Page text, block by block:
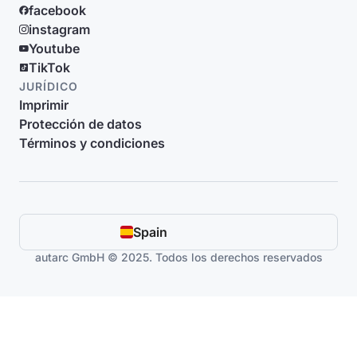
facebook
instagram
Youtube
TikTok
JURÍDICO
Imprimir
Protección de datos
Términos y condiciones
Spain
autarc GmbH © 2025. Todos los derechos reservados